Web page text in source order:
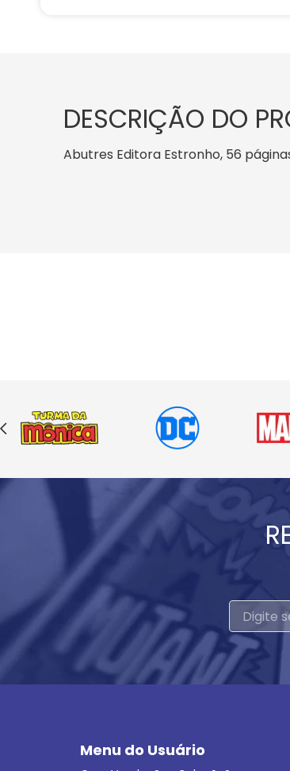
DESCRIÇÃO DO
Abutres Editora Estronho, 56
Menu do Usuário